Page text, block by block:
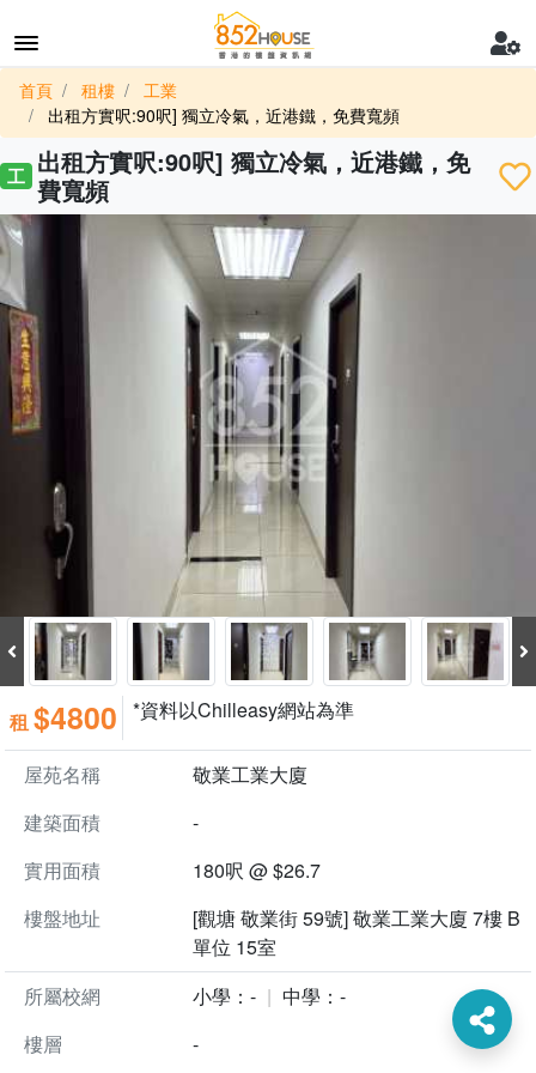
首頁 租樓
工業
出租方實呎:90呎] 獨立冷氣，近港鐵，免費寬頻
工 出租方實呎:90呎] 獨立冷氣，近港鐵，免
費寬頻
租$4800 *資料以Chilleasy網站為準
屋苑名稱
敬業工業大廈
建築面積
-
實用面積
180呎 @ $26.7
樓盤地址
[觀塘 敬業街 59號] 敬業工業大廈 7樓 B
單位 15室
所屬校網
小學：-
中學：-
樓層
-